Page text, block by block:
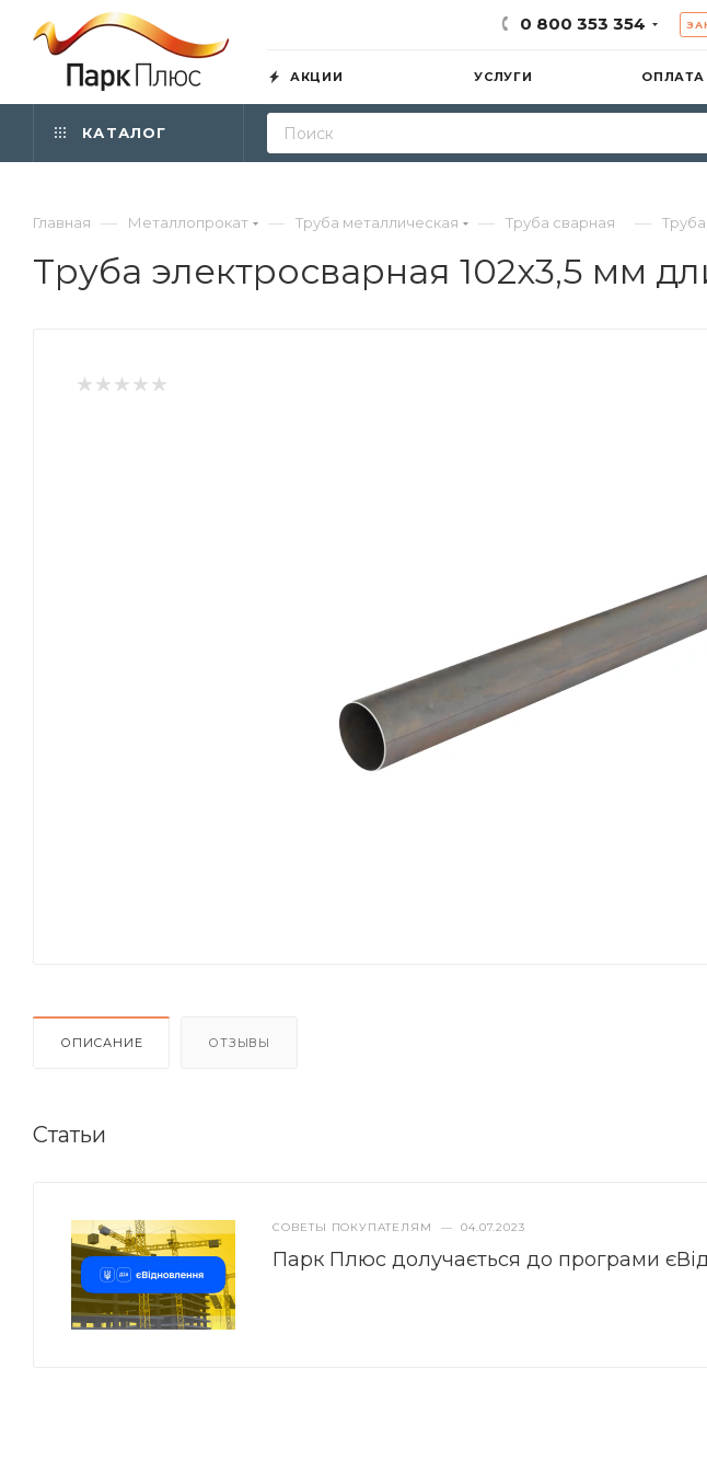
0 800 353 354
АКЦИИ УСЛУГИ ОПЛАТА
КАТАЛОГ
Главная — Металлопрокат — Труба металлическая — Труба сварная —
Труба электросварная 102х3,5 мм
ОПИСАНИЕ ОТЗЫВЫ
Статьи
СОВЕТЫ ПОКУПАТЕЛЯМ — 04.07.2023
Парк Плюс долучається до програми